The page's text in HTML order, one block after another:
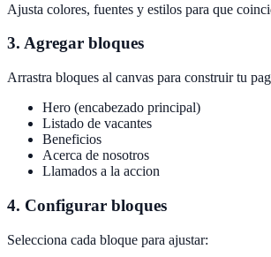
Ajusta colores, fuentes y estilos para que
3. Agregar bloques
Arrastra bloques al canvas para construir tu
Hero (encabezado principal)
Listado de vacantes
Beneficios
Acerca de nosotros
Llamados a la accion
4. Configurar bloques
Selecciona cada bloque para ajustar: